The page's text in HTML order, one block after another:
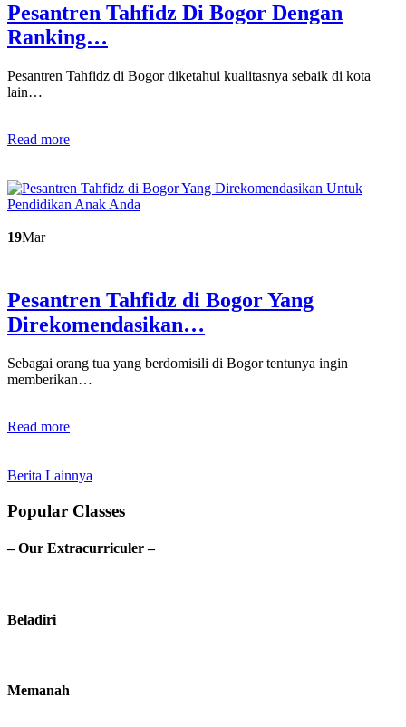
Pesantren Tahfidz Di Bogor Dengan
Ranking…
Pesantren Tahfidz di Bogor diketahui kualitasnya sebaik di kota
lain…
Read more
19Mar
Pesantren Tahfidz di Bogor Yang
Direkomendasikan…
Sebagai orang tua yang berdomisili di Bogor tentunya ingin
memberikan…
Read more
Berita Lainnya
Popular Classes
– Our Extracurriculer –
Beladiri
Memanah